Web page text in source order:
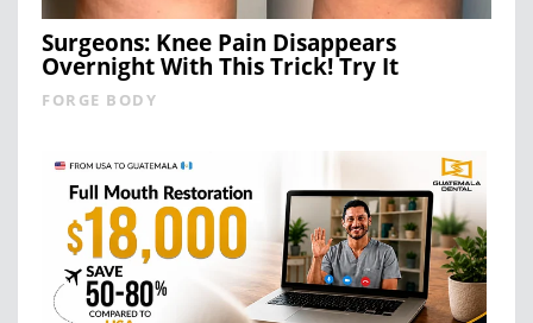
Surgeons: Knee Pain Disappears
Overnight With This Trick! Try It
FORGE BODY